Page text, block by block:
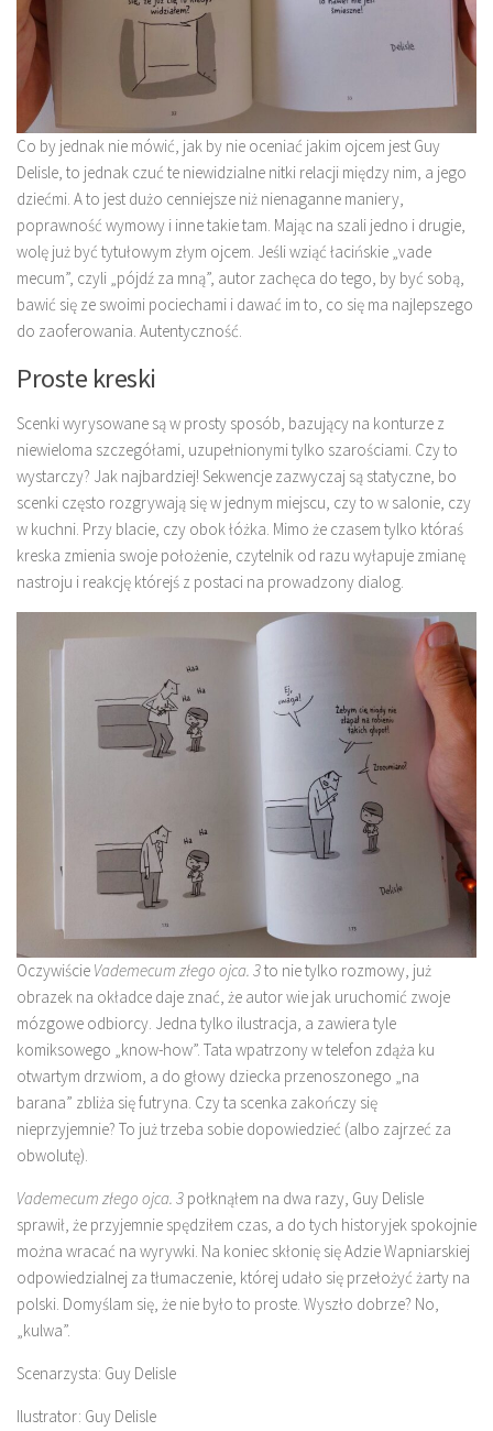
Co by jednak nie mówić, jak by nie oceniać jakim ojcem jest Guy
Delisle, to jednak czuć te niewidzialne nitki relacji między nim, a jego
dziećmi. A to jest dużo cenniejsze niż nienaganne maniery,
poprawność wymowy i inne takie tam. Mając na szali jedno i drugie,
wolę już być tytułowym złym ojcem. Jeśli wziąć łacińskie „vade
mecum”, czyli „pójdź za mną”, autor zachęca do tego, by być sobą,
bawić się ze swoimi pociechami i dawać im to, co się ma najlepszego
do zaoferowania. Autentyczność.
Proste kreski
Scenki wyrysowane są w prosty sposób, bazujący na konturze z
niewieloma szczegółami, uzupełnionymi tylko szarościami. Czy to
wystarczy? Jak najbardziej! Sekwencje zazwyczaj są statyczne, bo
scenki często rozgrywają się w jednym miejscu, czy to w salonie, czy
w kuchni. Przy blacie, czy obok łóżka. Mimo że czasem tylko któraś
kreska zmienia swoje położenie, czytelnik od razu wyłapuje zmianę
nastroju i reakcję którejś z postaci na prowadzony dialog.
Oczywiście Vademecum złego ojca. 3to nie tylko rozmowy, już
obrazek na okładce daje znać, że autor wie jak uruchomić zwoje
mózgowe odbiorcy. Jedna tylko ilustracja, a zawiera tyle
komiksowego „know-how”. Tata wpatrzony w telefon zdąża ku
otwartym drzwiom, a do głowy dziecka przenoszonego „na
barana” zbliża się futryna. Czy ta scenka zakończy się
nieprzyjemnie? To już trzeba sobie dopowiedzieć (albo zajrzeć za
obwolutę).
Vademecum złego ojca. 3 połknąłem na dwa razy, Guy Delisle
sprawił, że przyjemnie spędziłem czas, a do tych historyjek spokojnie
można wracać na wyrywki. Na koniec skłonię się Adzie Wapniarskiej
odpowiedzialnej za tłumaczenie, której udało się przełożyć żarty na
polski. Domyślam się, że nie było to proste. Wyszło dobrze? No,
„kulwa”.
Scenarzysta: Guy Delisle
Ilustrator: Guy Delisle